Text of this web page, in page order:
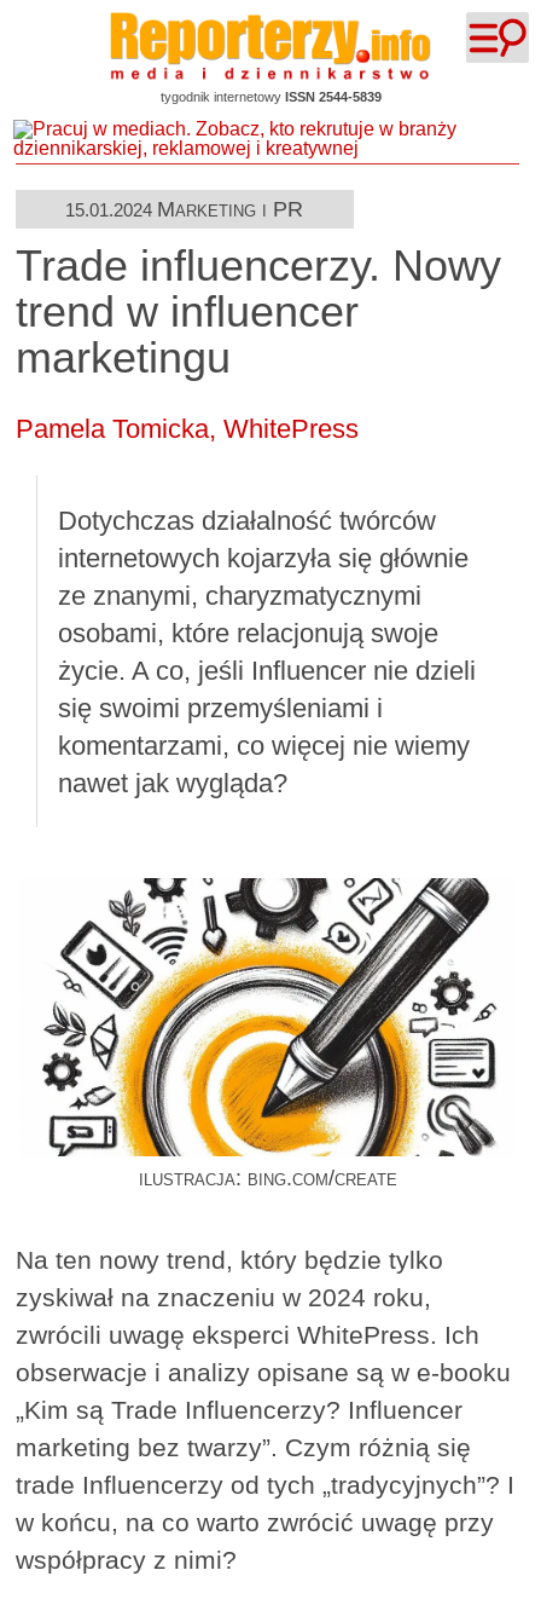
tygodnik internetowy ISSN 2544-5839
15.01.2024 Marketing i PR
Trade influencerzy. Nowy
trend w influencer
marketingu
Pamela Tomicka,WhitePress
Dotychczas działalność twórców
internetowych kojarzyła się głównie
ze znanymi, charyzmatycznymi
osobami, które relacjonują swoje
życie. A co, jeśli Influencer nie dzieli
się swoimi przemyśleniami i
komentarzami, co więcej nie wiemy
nawet jak wygląda?
ilustracja: bing.com/create
Na ten nowy trend, który będzie tylko
zyskiwał na znaczeniu w 2024 roku,
zwrócili uwagę eksperci WhitePress. Ich
obserwacje i analizy opisane są w e-booku
„Kim są Trade Influencerzy? Influencer
marketing bez twarzy”. Czym różnią się
trade Influencerzy od tych „tradycyjnych”? I
w końcu, na co warto zwrócić uwagę przy
współpracy z nimi?